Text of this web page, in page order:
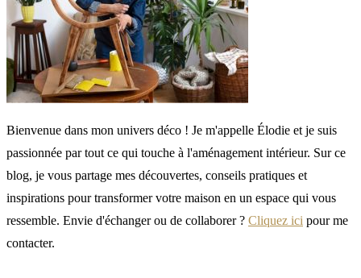
Bienvenue dans mon univers déco ! Je m'appelle Élodie et je suis
passionnée par tout ce qui touche à l'aménagement intérieur. Sur ce
blog, je vous partage mes découvertes, conseils pratiques et
inspirations pour transformer votre maison en un espace qui vous
ressemble. Envie d'échanger ou de collaborer ? Cliquez ici pour me
contacter.